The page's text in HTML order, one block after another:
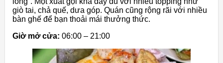
giò tai, chả quế, dưa góp. Quán cũng rộng rãi với nhiều
bàn ghế để bạn thoải mái thưởng thức.
Giờ mở cửa: 06:00 – 21:00